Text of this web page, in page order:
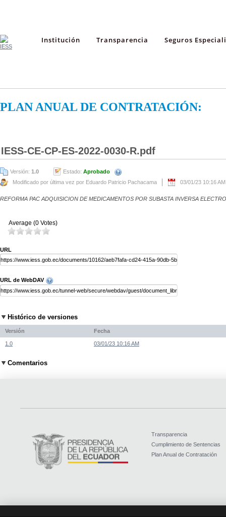
Institución Transparencia Seguros
PLAN ANUAL DE CONTRATACIÓN:
IESS-CE-CP-ES-2022-0030-R.pdf
Versión: 1.0 Estado: Aprobado
Modificado por última vez por Eduardo Patricio Pachacama
03/01/23 10:16 AM
REFORMA PAC ADQUISICION DE MEDICAMENTOS POR SUBASTA INVERSA
Average (0 Votes)
URL
URL de WebDAV
Histórico de versiones
Versión Fecha
1.0 03/01/23 10:16 AM
Comentarios
Transparencia
Cumplimiento de Sentencias
Plan Anual de Contratación